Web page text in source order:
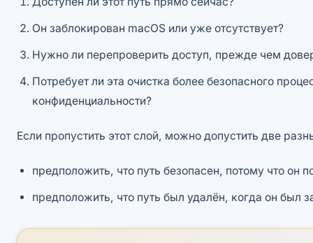
Он заблокирован macOS или уже отсутствует?
Нужно ли перепроверить доступ, прежде чем
Потребует ли эта очистка более безопасного
конфиденциальности?
Если пропустить этот слой, можно допустить две
предположить, что путь безопасен, потому что он
предположить, что путь был удалён, когда он был